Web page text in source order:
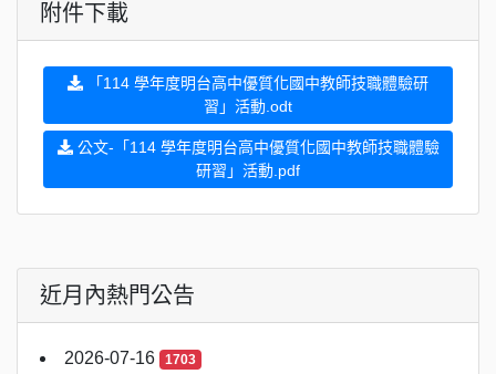
附件下載
「114 學年度明台高中優質化國中教師技職體驗研
習」活動.odt
公文-「114 學年度明台高中優質化國中教師技職體驗
研習」活動.pdf
近月內熱門公告
2026-07-16 1703